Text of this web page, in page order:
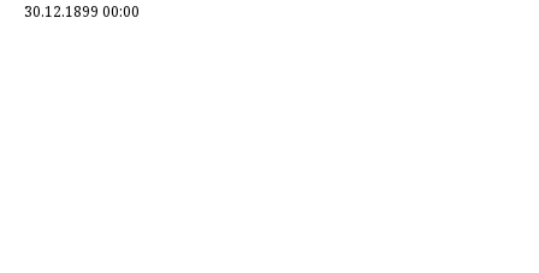
30.12.1899 00:00